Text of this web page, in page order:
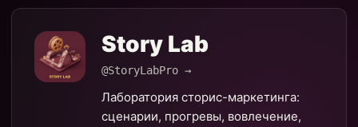
Story Lab
@StoryLabPro →
Лаборатория сторис-маркетинга:
сценарии, прогревы, вовлечение,